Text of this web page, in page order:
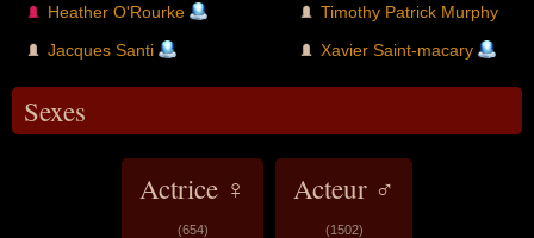
Heather O'Rourke
Jacques Santi
Timothy Patrick Murphy
Xavier Saint-macary
Sexes
Actrice ♀
(654)
Acteur ♂
(1502)